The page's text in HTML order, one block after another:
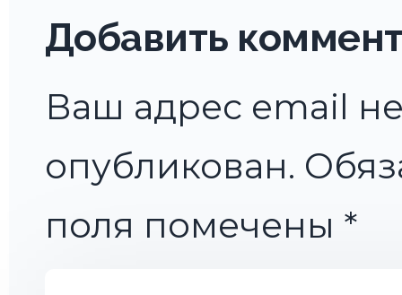
Добавить
Ваш адрес email
опубликован.
поля помечены *